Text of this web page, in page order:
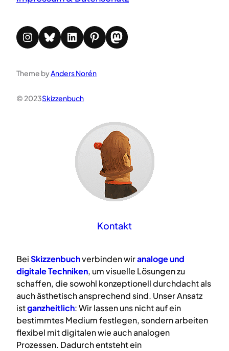
Instagram Bluesky LinkedIn Pinterest Mastodon
Theme byAnders Norén
© 2023Skizzenbuch
Kontakt
BeiSkizzenbuchverbinden wiranalogeund
digitaleTechniken, um visuelle Lösungen zu
schaffen, die sowohl konzeptionell durchdacht als
auch ästhetisch ansprechend sind. Unser Ansatz
istganzheitlich: Wir lassen uns nicht auf ein
bestimmtes Medium festlegen, sondern arbeiten
flexibel mit digitalen wie auch analogen
Prozessen. Dadurch entsteht ein